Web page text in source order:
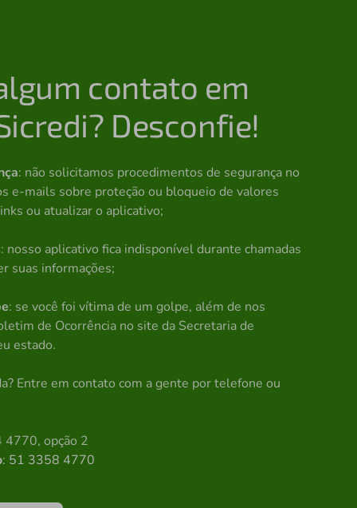
contato em
Desconfie!
: não solicitamos procedimentos de segurança no
e-mails sobre proteção ou bloqueio de valores
ou atualizar o aplicativo;
: nosso aplicativo fica indisponível durante chamadas
suas informações;
: se você foi vítima de um golpe, além de nos
de Ocorrência no site da Secretaria de
estado.
Entre em contato com a gente por telefone ou
opção 2
: 51 3358 4770